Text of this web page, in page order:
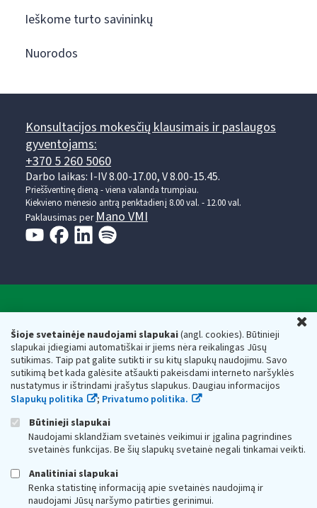
Šioje svetainėje naudojami slapukai(angl. cookies). Būtinieji
slapukai įdiegiami automatiškai ir jiems nėra reikalingas Jūsų
sutikimas. Taip pat galite sutikti ir su kitų slapukų naudojimu. Savo
sutikimą bet kada galėsite atšaukti pakeisdami interneto naršyklės
nustatymus ir ištrindami įrašytus slapukus. Daugiau informacijos
Slapukų politika
; Privatumo politika.
Būtinieji slapukai
Naudojami sklandžiam svetainės veikimui ir įgalina pagrindines
svetainės funkcijas. Be šių slapukų svetainė negali tinkamai veikti.
Analitiniai slapukai
Renka statistinę informaciją apie svetainės naudojimą ir
naudojami Jūsų naršymo patirties gerinimui.
Ieškome turto savininkų
Nuorodos
Konsultacijos mokesčių klausimais ir paslaugos
gyventojams:
+370 5 260 5060
Darbo laikas: I-IV 8.00-17.00, V 8.00-15.45.
Prieššventinę dieną - viena valanda trumpiau.
Kiekvieno mėnesio antrą penktadienį 8.00 val. - 12.00 val.
Paklausimas per Mano VMI
Respublikos finansų ministerijos
Biudžetinė įstaiga. Juridinio asmens kodas — 188659752,
adresas: Vasario 16-osios g. 14, 01107 Vilnius, Lietuva, el.paštas:
vmi@vmi.lt, E. pristatymo dėžutės adresas 188659752
Duomenys apie Valstybinę mokesčių inspekciją prie Lietuvos
Respublikos finansų ministerijos kaupiami ir saugomi Juridinių